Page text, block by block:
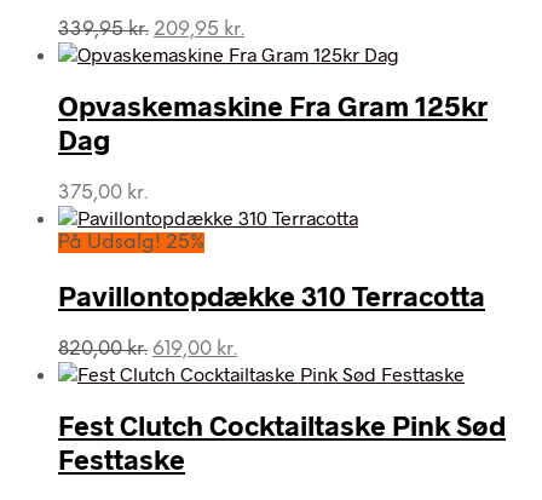
339,95kr. Den
oprindelige
var:
339,95 kr..
209,95 kr.
aktuelle
er:
209,95 kr..
Opvaskemaskine Fra Gram 125kr
Dag
375,00 kr.
På Udsalg! 25%
Pavillontopdække 310 Terracotta
820,00kr. Den
oprindelige
var:
820,00 kr..
619,00 kr.
aktuelle
er:
619,00 kr..
Fest Clutch Cocktailtaske Pink Sød
Festtaske